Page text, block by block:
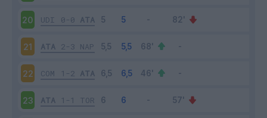
20 UDI 0-0 ATA
21 ATA 2-3 NAP
22 COM 1-2 ATA
23 ATA 1-1 TOR